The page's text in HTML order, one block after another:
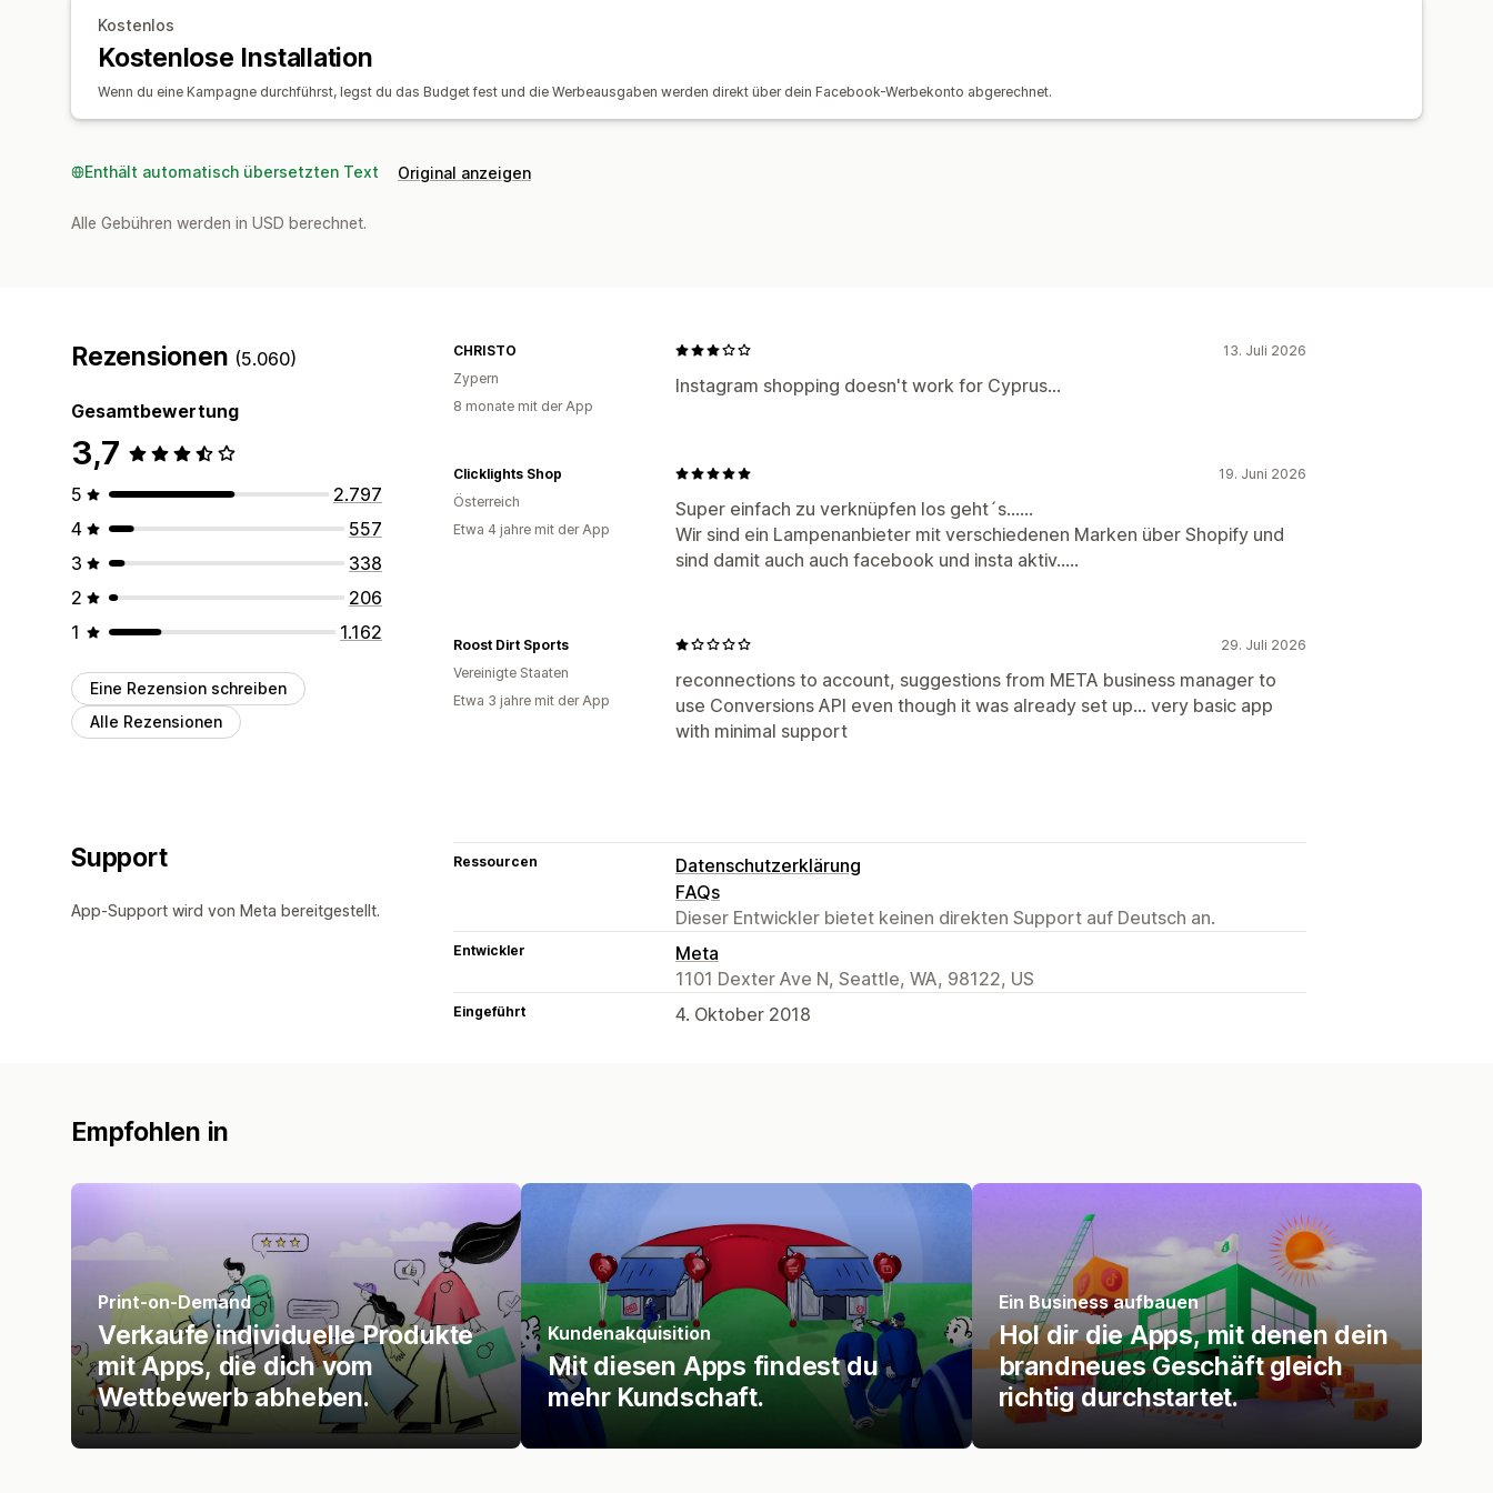
ROI-Analyse
Kostenlos
Kostenlose Installation
Wenn du eine Kampagne durchführst, legst du das Budget fest und die Werbeausgaben werden direkt über dein Facebook-Werbekonto abgerechnet.
Enthält automatisch übersetzten Text Original anzeigen
Alle Gebühren werden in USD berechnet.
Rezensionen (5.060)
Gesamtbewertung
3,7
5
2.797
4
557
3
338
2
206
1
1.162
Eine Rezension schreiben
Alle Rezensionen
13. Juli 2026
Instagram shopping doesn't work for Cyprus...
CHRISTO
Zypern
8 monate mit der App
19. Juni 2026
Super einfach zu verknüpfen los geht´s......
Wir sind ein Lampenanbieter mit verschiedenen Marken über Shopify und
sind damit auch auch facebook und insta aktiv.....
Clicklights Shop
Österreich
Etwa 4 jahre mit der App
29. Juli 2026
reconnections to account, suggestions from META business manager to
use Conversions API even though it was already set up... very basic app
with minimal support
Roost Dirt Sports
Vereinigte Staaten
Etwa 3 jahre mit der App
Support
App-Support wird von Meta bereitgestellt.
Ressourcen
Datenschutzerklärung
FAQs
Dieser Entwickler bietet keinen direkten Support auf Deutsch an.
Entwickler
Meta
1101 Dexter Ave N, Seattle, WA, 98122, US
Eingeführt 4. Oktober 2018
Empfohlen in
Print-on-Demand
Verkaufe individuelle Produkte
mit Apps, die dich vom
Wettbewerb abheben.
Kundenakquisition
Mit diesen Apps findest du
mehr Kundschaft.
Ein Business aufbauen
Hol dir die Apps, mit denen dein
brandneues Geschäft gleich
richtig durchstartet.